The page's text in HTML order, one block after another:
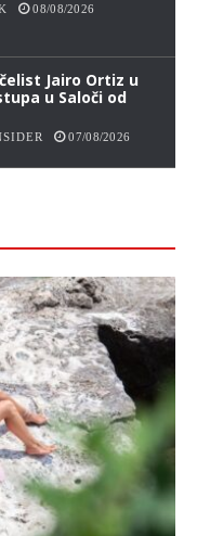
08/08/2026
Jairo Ortiz u
u Saloči od
07/08/2026